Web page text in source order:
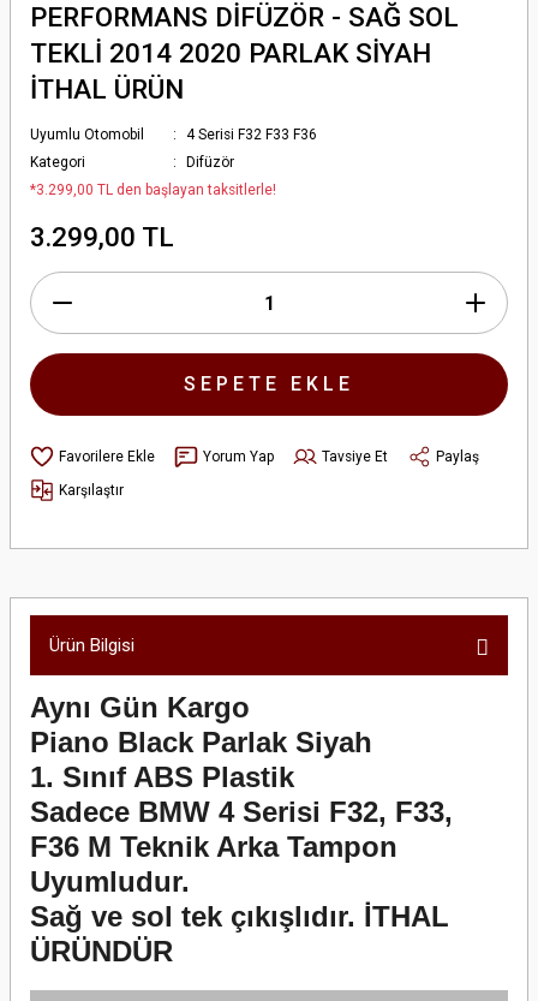
PERFORMANS DİFÜZÖR - SAĞ SOL
TEKLİ 2014 2020 PARLAK SİYAH
İTHAL ÜRÜN
Uyumlu Otomobil
4 Serisi F32 F33 F36
Kategori
Difüzör
*3.299,00 TL den başlayan taksitlerle!
3.299,00 TL
SEPETE EKLE
Yorum Yap Tavsiye Et
Paylaş
Karşılaştır
Ürün Bilgisi
Aynı Gün Kargo
Piano Black Parlak Siyah
1. Sınıf ABS Plastik
Sadece BMW 4 Serisi F32, F33,
F36 M Teknik Arka Tampon
Uyumludur.
Sağ ve sol tek çıkışlıdır. İTHAL
ÜRÜNDÜR